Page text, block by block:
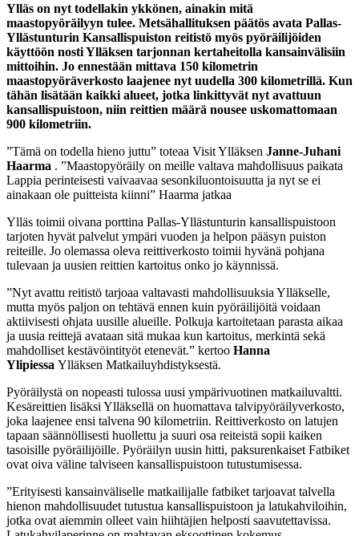
Ylläs on nyt todellakin ykkönen, ainakin mitä
maastopyöräilyyn tulee. Metsähallituksen päätös avata Pallas-
Yllästunturin Kansallispuiston reitistö myös pyöräilijöiden
käyttöön nosti Ylläksen tarjonnan kertaheitolla kansainvälisiin
mittoihin. Jo ennestään mittava 150 kilometrin
maastopyöräverkosto laajenee nyt uudella 300 kilometrillä. Kun
tähän lisätään kaikki alueet, jotka linkittyvät nyt avattuun
kansallispuistoon, niin reittien määrä nousee uskomattomaan
900 kilometriin.
”Tämä on todella hieno juttu” toteaa Visit Ylläksen Janne-Juhani
Haarma . ”Maastopyöräily on meille valtava mahdollisuus paikata
Lappia perinteisesti vaivaavaa sesonkiluontoisuutta ja nyt se ei
ainakaan ole puitteista kiinni” Haarma jatkaa
Ylläs toimii oivana porttina Pallas-Yllästunturin kansallispuistoon
tarjoten hyvät palvelut ympäri vuoden ja helpon pääsyn puiston
reiteille. Jo olemassa oleva reittiverkosto toimii hyvänä pohjana
tulevaan ja uusien reittien kartoitus onko jo käynnissä.
”Nyt avattu reitistö tarjoaa valtavasti mahdollisuuksia Ylläkselle,
mutta myös paljon on tehtävä ennen kuin pyöräilijöitä voidaan
aktiivisesti ohjata uusille alueille. Polkuja kartoitetaan parasta aikaa
ja uusia reittejä avataan sitä mukaa kun kartoitus, merkintä sekä
mahdolliset kestävöintityöt etenevät.” kertoo Hanna
Ylipiessa Ylläksen Matkailuyhdistyksestä.
Pyöräilystä on nopeasti tulossa uusi ympärivuotinen matkailuvaltti.
Kesäreittien lisäksi Ylläksellä on huomattava talvipyöräilyverkosto,
joka laajenee ensi talvena 90 kilometriin. Reittiverkosto on latujen
tapaan säännöllisesti huollettu ja suuri osa reiteistä sopii kaiken
tasoisille pyöräilijöille. Pyöräilyn uusin hitti, paksurenkaiset Fatbiket
ovat oiva väline talviseen kansallispuistoon tutustumisessa.
”Erityisesti kansainväliselle matkailijalle fatbiket tarjoavat talvella
hienon mahdollisuudet tutustua kansallispuistoon ja latukahviloihin,
jotka ovat aiemmin olleet vain hiihtäjien helposti saavutettavissa.